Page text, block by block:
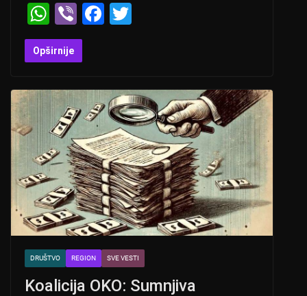
W
h
at
A
p
p
Vi
b
er
F
b
o
o
k
Opširnije
DRUŠTVO REGION SVE VESTI
Koalicija OKO: Sumnjiva